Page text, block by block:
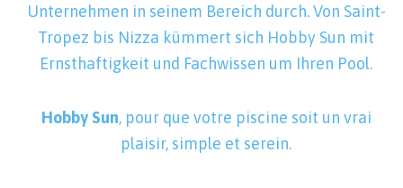
Unternehmen in seinem Bereich durch. Von Saint-
Tropez bis Nizza kümmert sich Hobby Sun mit
Ernsthaftigkeit und Fachwissen um Ihren Pool.
Hobby Sun, pour que votre piscine soit un vrai
plaisir, simple et serein.